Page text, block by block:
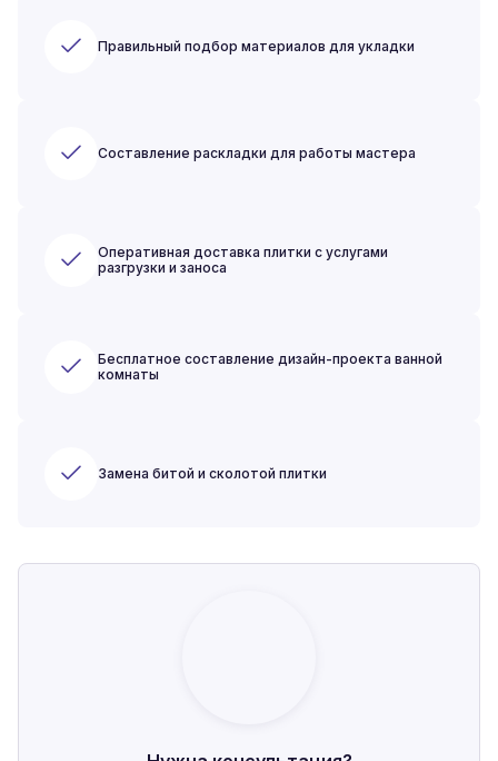
Правильный подбор материалов для укладки
Составление раскладки для работы мастера
Оперативная доставка плитки с услугами
разгрузки и заноса
Бесплатное составление дизайн-проекта ванной
комнаты
Замена битой и сколотой плитки